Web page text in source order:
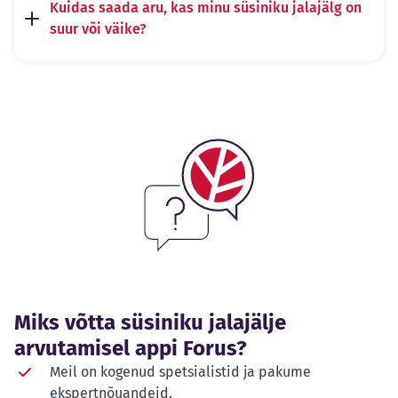
Kuidas saada aru, kas minu süsiniku jalajälg on
suur või väike?
Miks võtta süsiniku jalajälje
arvutamisel appi Forus?
Meil on kogenud spetsialistid ja pakume
ekspertnõuandeid.